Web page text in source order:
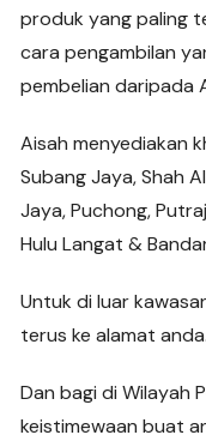
produk yang paling
cara pengambilan
pembelian daripada
Aisah menyediakan
Subang Jaya, Shah
Jaya, Puchong,
Hulu Langat &
Untuk di luar
terus ke alamat anda.
Dan bagi di Wilayah
keistimewaan buat